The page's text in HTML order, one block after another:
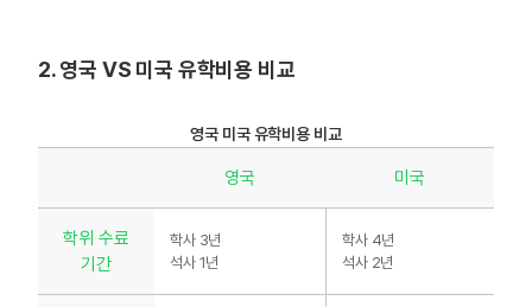
2. 영국 VS 미국 유학비용 비교
영국 미국 유학비용 비교
영국 미국
학위 수료
기간
학사 3년
석사 1년
학사 4년
석사 2년